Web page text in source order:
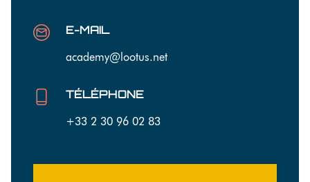
E-MAIL
academy@lootus.net
TÉLÉPHONE
+33 2 30 96 02 83